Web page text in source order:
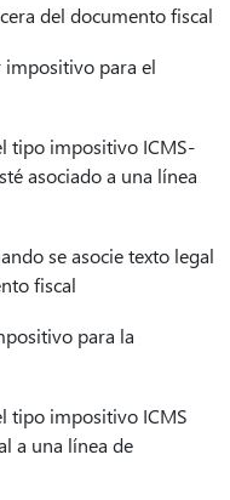
del documento fiscal
impositivo para el
tipo impositivo ICMS-
asociado a una línea
se asocie texto legal
fiscal
para la
tipo impositivo ICMS
a una línea de